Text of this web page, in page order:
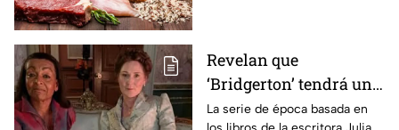
Revelan que
‘Bridgerton’ tendrá un
nuevo spin-off; ¿quién
La serie de época basada en